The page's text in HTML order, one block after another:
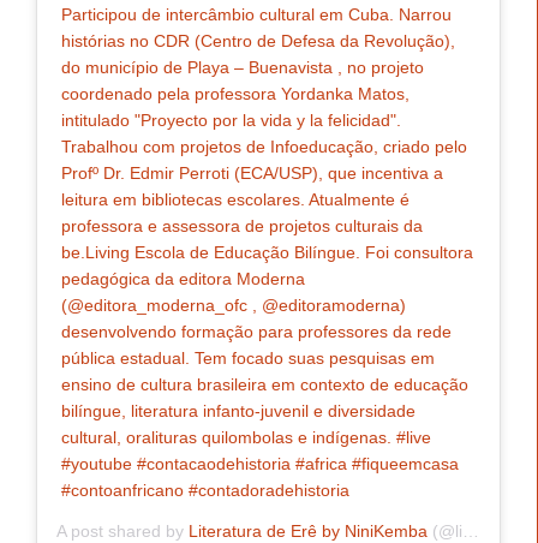
Participou de intercâmbio cultural em Cuba. Narrou
histórias no CDR (Centro de Defesa da Revolução),
do município de Playa – Buenavista , no projeto
coordenado pela professora Yordanka Matos,
intitulado "Proyecto por la vida y la felicidad".
Trabalhou com projetos de Infoeducação, criado pelo
Profº Dr. Edmir Perroti (ECA/USP), que incentiva a
leitura em bibliotecas escolares. Atualmente é
professora e assessora de projetos culturais da
be.Living Escola de Educação Bilíngue. Foi consultora
pedagógica da editora Moderna
(@editora_moderna_ofc , @editoramoderna)
desenvolvendo formação para professores da rede
pública estadual. Tem focado suas pesquisas em
ensino de cultura brasileira em contexto de educação
bilíngue, literatura infanto-juvenil e diversidade
cultural, oralituras quilombolas e indígenas. #live
#youtube #contacaodehistoria #africa #fiqueemcasa
#contoanfricano #contadoradehistoria
A post shared by Literatura de Erê by NiniKemba (@liteafroinfantil) on